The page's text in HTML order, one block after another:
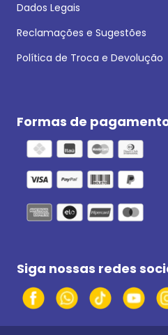
Dados Legais
Reclamações e Sugestões
Política de Troca e Devolução
Formas de
Siga nossas redes